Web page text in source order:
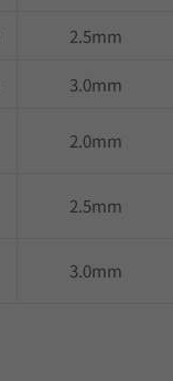
2.5mm
3.0mm
2.0mm
2.5mm
3.0mm